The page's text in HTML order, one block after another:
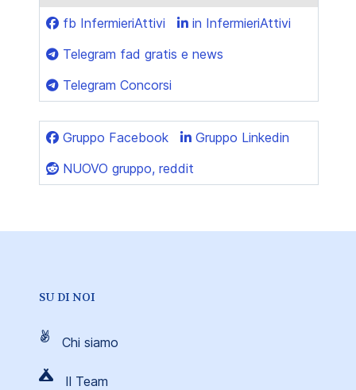
fb InfermieriAttivi
in InfermieriAttivi
Telegram fad gratis e news
Telegram Concorsi
Gruppo Facebook
Gruppo Linkedin
NUOVO gruppo, reddit
SU DI NOI
Chi siamo
Il Team